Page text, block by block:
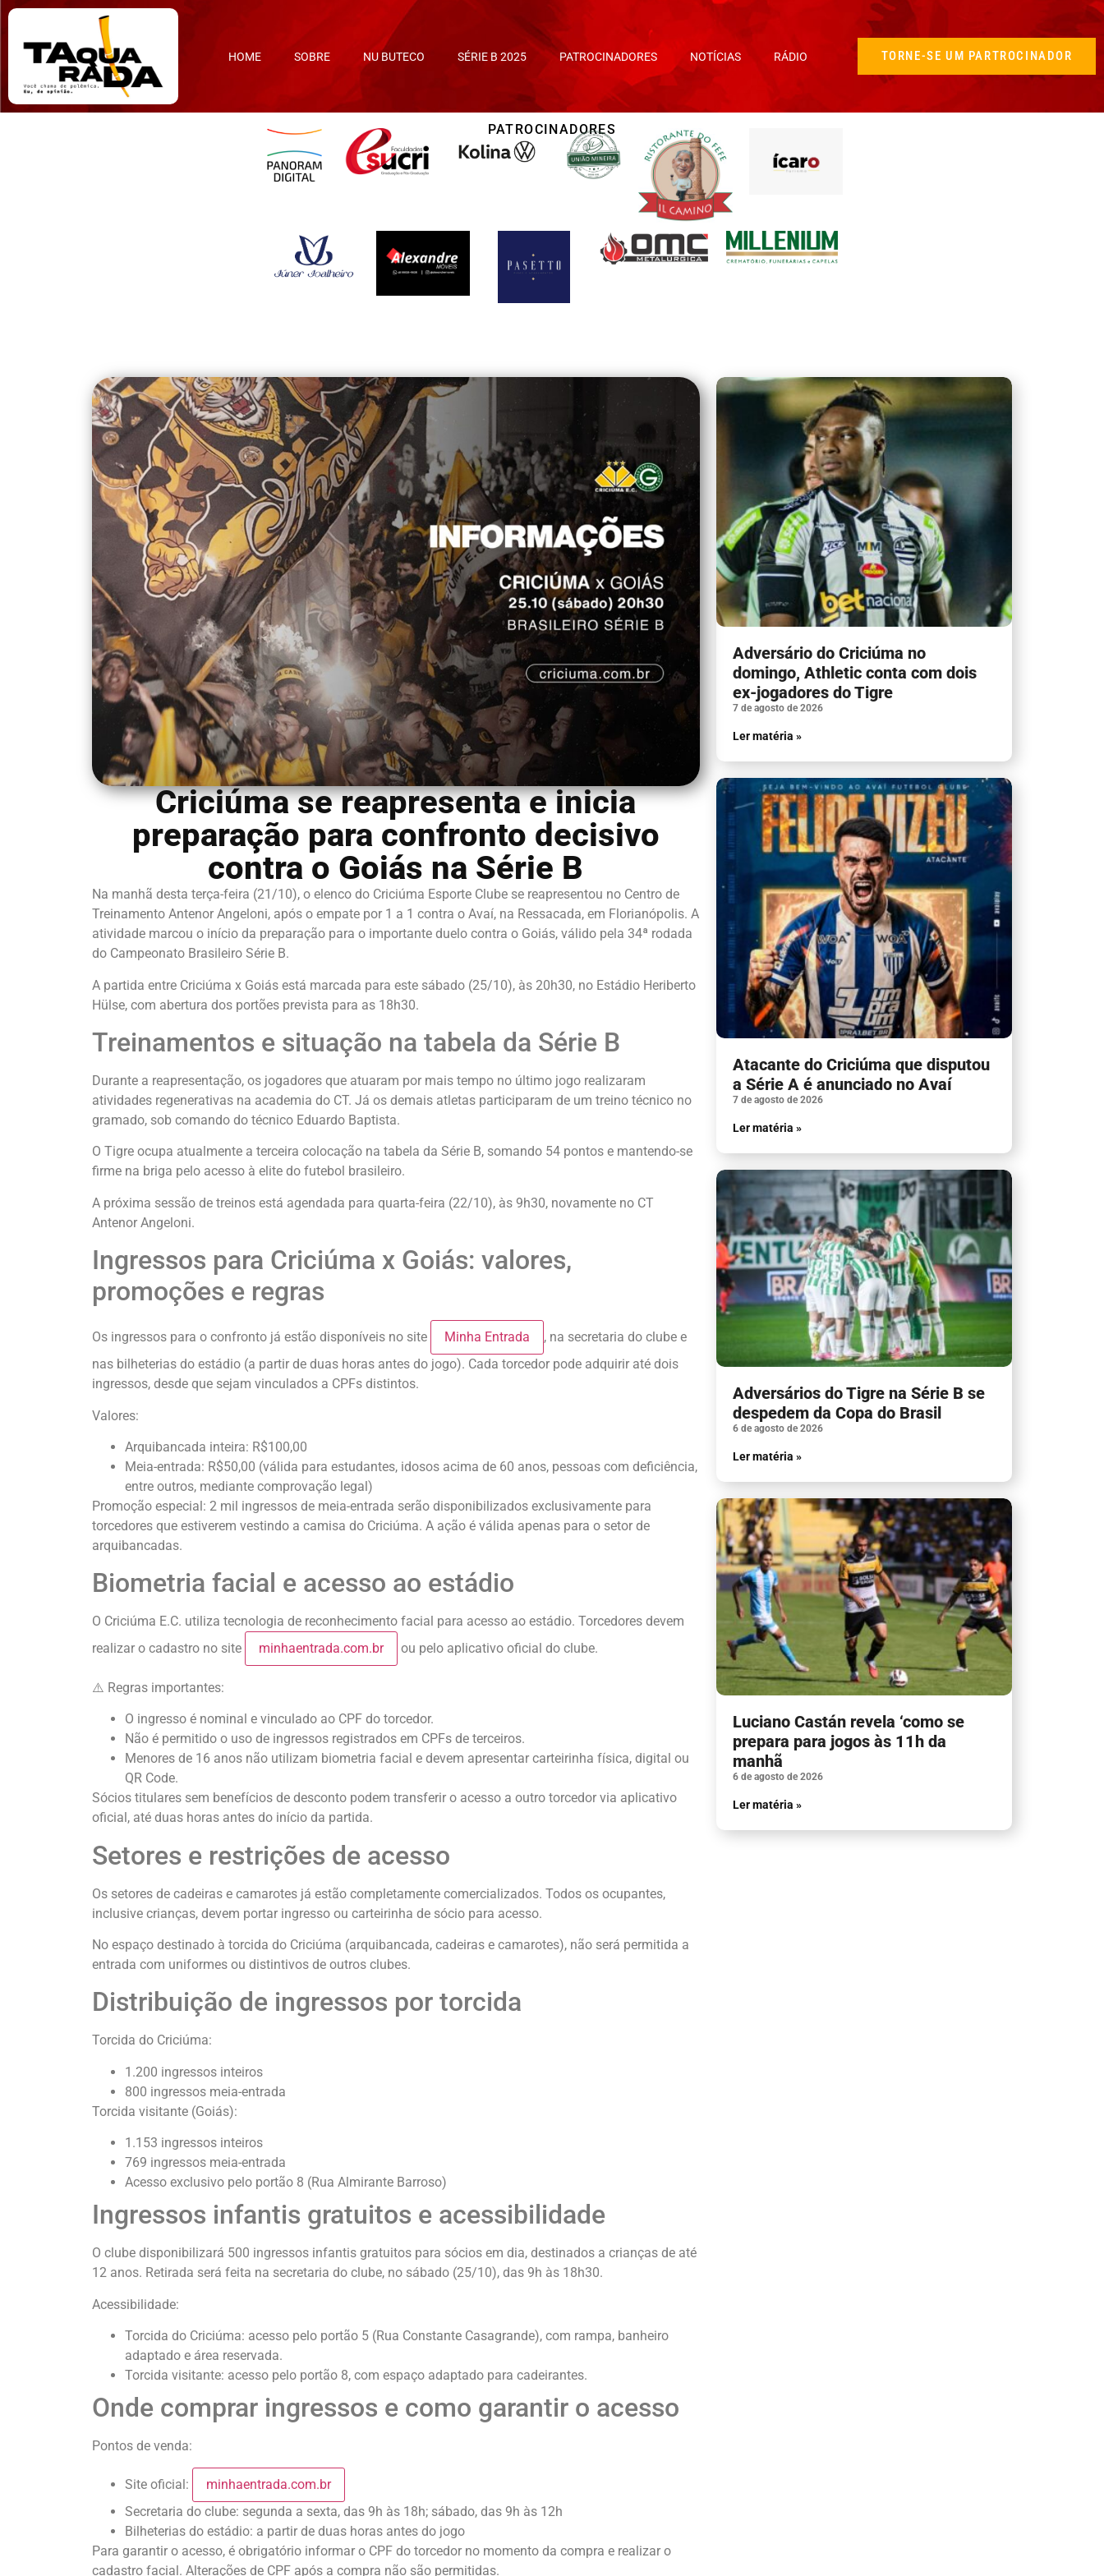
HOME SOBRE NU BUTECO SÉRIE B 2025 PATROCINADORES NOTÍCIAS RÁDIO TORNE-SE UM PARTROCINADOR
PATROCINADORES
Criciúma se reapresenta e inicia
preparação para confronto decisivo
contra o Goiás na Série B
Na manhã desta terça-feira (21/10), o elenco do Criciúma Esporte Clube se reapresentou no Centro de
Treinamento Antenor Angeloni, após o empate por 1 a 1 contra o Avaí, na Ressacada, em Florianópolis. A
atividade marcou o início da preparação para o importante duelo contra o Goiás, válido pela 34ª rodada
do Campeonato Brasileiro Série B.
A partida entre Criciúma x Goiás está marcada para este sábado (25/10), às 20h30, no Estádio Heriberto
Hülse, com abertura dos portões prevista para as 18h30.
Treinamentos e situação na tabela da Série B
Durante a reapresentação, os jogadores que atuaram por mais tempo no último jogo realizaram
atividades regenerativas na academia do CT. Já os demais atletas participaram de um treino técnico no
gramado, sob comando do técnico Eduardo Baptista.
O Tigre ocupa atualmente a terceira colocação na tabela da Série B, somando 54 pontos e mantendo-se
firme na briga pelo acesso à elite do futebol brasileiro.
A próxima sessão de treinos está agendada para quarta-feira (22/10), às 9h30, novamente no CT
Antenor Angeloni.
Ingressos para Criciúma x Goiás: valores,
promoções e regras
Os ingressos para o confronto já estão disponíveis no site Minha Entrada
, na secretaria do clube e
nas bilheterias do estádio (a partir de duas horas antes do jogo). Cada torcedor pode adquirir até dois
ingressos, desde que sejam vinculados a CPFs distintos.
Valores:
Arquibancada inteira: R$100,00
Meia-entrada: R$50,00 (válida para estudantes, idosos acima de 60 anos, pessoas com deficiência,
entre outros, mediante comprovação legal)
Promoção especial: 2 mil ingressos de meia-entrada serão disponibilizados exclusivamente para
torcedores que estiverem vestindo a camisa do Criciúma. A ação é válida apenas para o setor de
arquibancadas.
Biometria facial e acesso ao estádio
O Criciúma E.C. utiliza tecnologia de reconhecimento facial para acesso ao estádio. Torcedores devem
realizar o cadastro no site
minhaentrada.com.br ou pelo aplicativo oficial do clube.
⚠️ Regras importantes:
O ingresso é nominal e vinculado ao CPF do torcedor.
Não é permitido o uso de ingressos registrados em CPFs de terceiros.
Menores de 16 anos não utilizam biometria facial e devem apresentar carteirinha física, digital ou
QR Code.
Sócios titulares sem benefícios de desconto podem transferir o acesso a outro torcedor via aplicativo
oficial, até duas horas antes do início da partida.
Setores e restrições de acesso
Os setores de cadeiras e camarotes já estão completamente comercializados. Todos os ocupantes,
inclusive crianças, devem portar ingresso ou carteirinha de sócio para acesso.
No espaço destinado à torcida do Criciúma (arquibancada, cadeiras e camarotes), não será permitida a
entrada com uniformes ou distintivos de outros clubes.
Distribuição de ingressos por torcida
Torcida do Criciúma:
1.200 ingressos inteiros
800 ingressos meia-entrada
Torcida visitante (Goiás):
1.153 ingressos inteiros
769 ingressos meia-entrada
Acesso exclusivo pelo portão 8 (Rua Almirante Barroso)
Ingressos infantis gratuitos e acessibilidade
O clube disponibilizará 500 ingressos infantis gratuitos para sócios em dia, destinados a crianças de até
12 anos. Retirada será feita na secretaria do clube, no sábado (25/10), das 9h às 18h30.
Acessibilidade:
Torcida do Criciúma: acesso pelo portão 5 (Rua Constante Casagrande), com rampa, banheiro
adaptado e área reservada.
Torcida visitante: acesso pelo portão 8, com espaço adaptado para cadeirantes.
Onde comprar ingressos e como garantir o acesso
Pontos de venda:
Site oficial:
minhaentrada.com.br
Secretaria do clube: segunda a sexta, das 9h às 18h; sábado, das 9h às 12h
Bilheterias do estádio: a partir de duas horas antes do jogo
Para garantir o acesso, é obrigatório informar o CPF do torcedor no momento da compra e realizar o
cadastro facial. Alterações de CPF após a compra não são permitidas.
Adversário do Criciúma no
domingo, Athletic conta com dois
ex-jogadores do Tigre
7 de agosto de 2026
Ler matéria »
Atacante do Criciúma que disputou
a Série A é anunciado no Avaí
7 de agosto de 2026
Ler matéria »
Adversários do Tigre na Série B se
despedem da Copa do Brasil
6 de agosto de 2026
Ler matéria »
Luciano Castán revela ‘como se
prepara para jogos às 11h da
manhã
6 de agosto de 2026
Ler matéria »